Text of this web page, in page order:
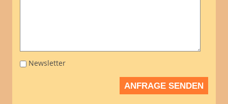
Newsletter
ANFRAGE SENDEN